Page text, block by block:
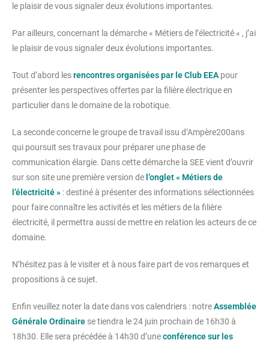
le plaisir de vous signaler deux évolutions importantes.
Par ailleurs, concernant la démarche « Métiers de l’électricité « , j’ai
le plaisir de vous signaler deux évolutions importantes.
Tout d’abord lesrencontres organisées par le Club EEApour
présenter les perspectives offertes par la filière électrique en
particulier dans le domaine de la robotique.
La seconde concerne le groupe de travail issu d’Ampère200ans
qui poursuit ses travaux pour préparer une phase de
communication élargie. Dans cette démarche la SEE vient d’ouvrir
sur son site une première version de l’onglet « Métiers de
l’électricité » : destiné à présenter des informations sélectionnées
pour faire connaître les activités et les métiers de la filière
électricité, il permettra aussi de mettre en relation les acteurs de ce
domaine.
N’hésitez pas à le visiter et à nous faire part de vos remarques et
propositions à ce sujet.
Enfin veuillez noter la date dans vos calendriers : notreAssemblée
Générale Ordinaire se tiendra le 24 juin prochain de 16h30 à
18h30. Elle sera précédée à 14h30 d’uneconférence sur les